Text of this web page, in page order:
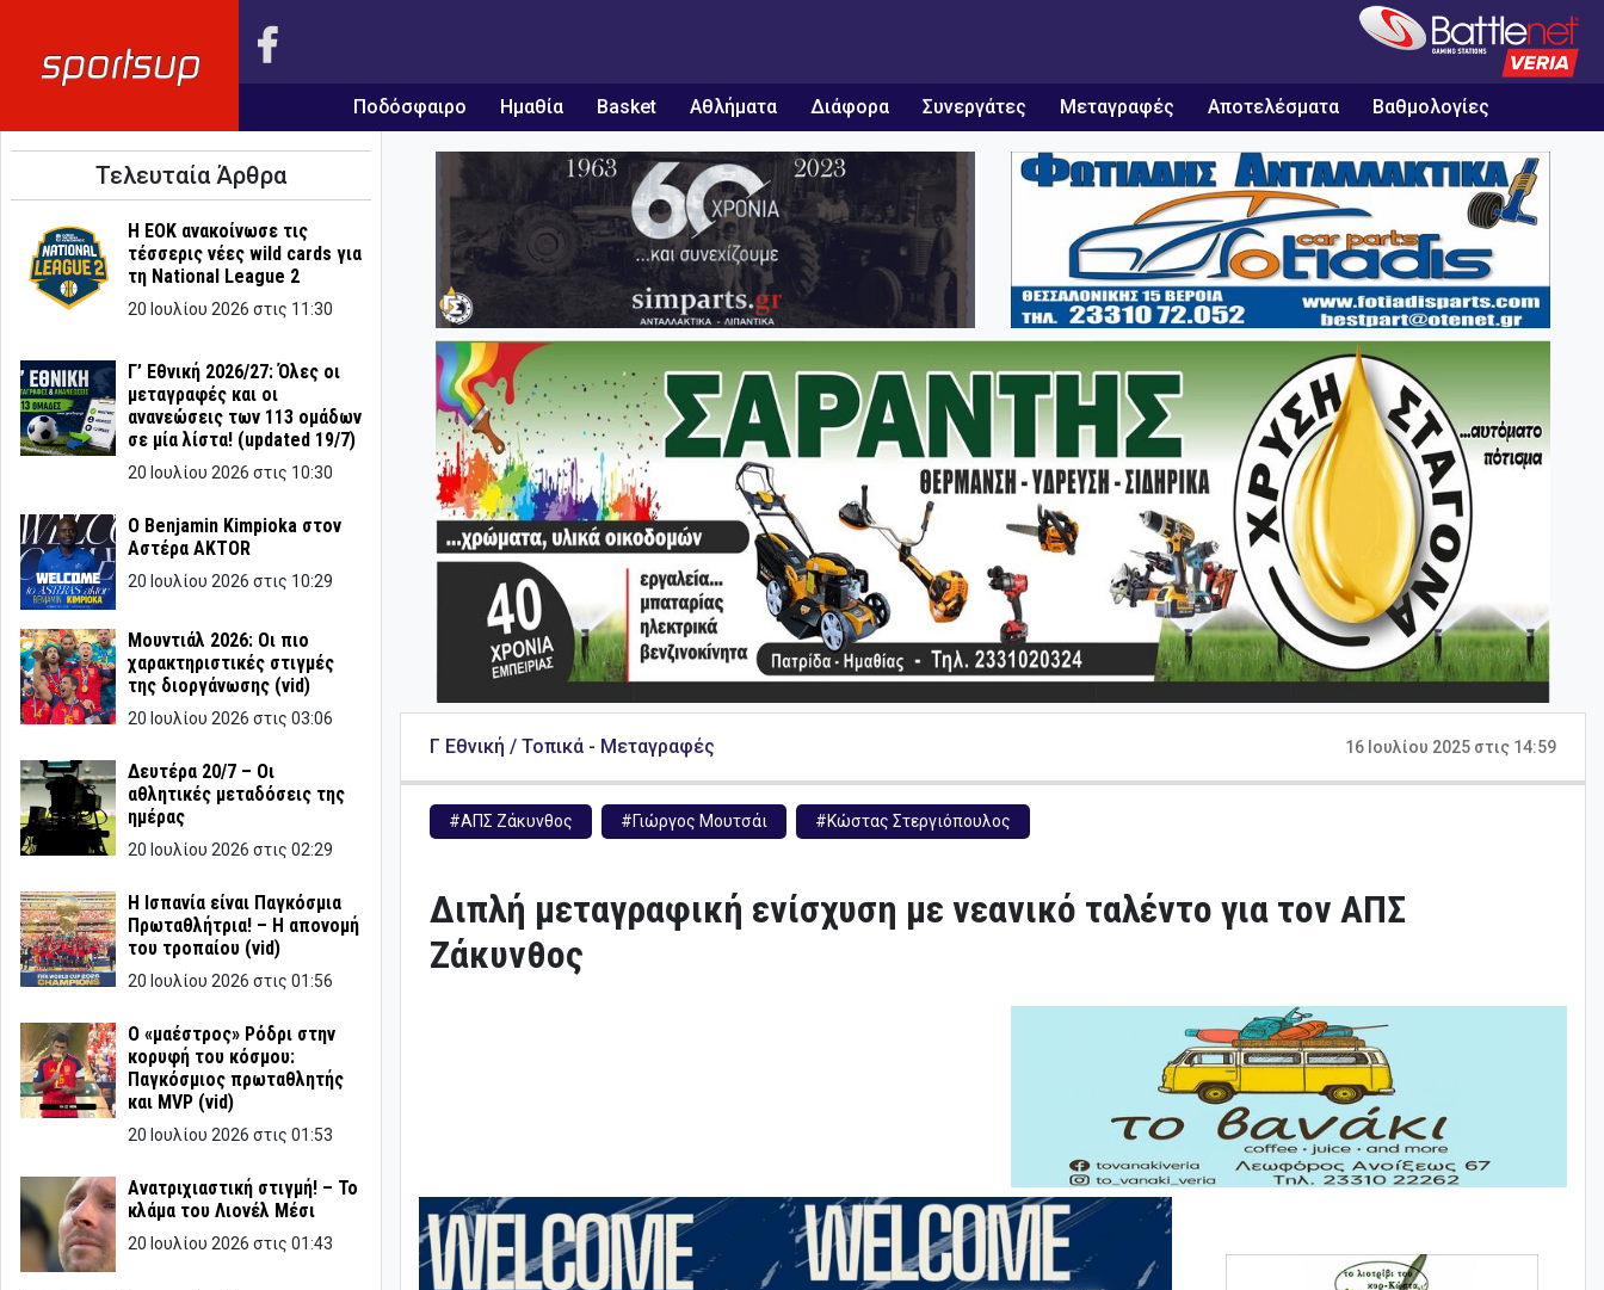
Ποδόσφαιρο Ημαθία Basket Αθλήματα Διάφορα Συνεργάτες Μεταγραφές Αποτελέσματα Βαθμολογίες
Τελευταία Άρθρα
Η ΕΟΚ ανακοίνωσε τις
τέσσερις νέες wild cards για
τη National League 2
20 Ιουλίου 2026 στις 11:30
Γ’ Εθνική 2026/27: Όλες οι
μεταγραφές και οι
ανανεώσεις των 113 ομάδων
σε μία λίστα! (updated 19/7)
20 Ιουλίου 2026 στις 10:30
Ο Benjamin Kimpioka στον
Αστέρα AKTOR
20 Ιουλίου 2026 στις 10:29
Μουντιάλ 2026: Οι πιο
χαρακτηριστικές στιγμές
της διοργάνωσης (vid)
20 Ιουλίου 2026 στις 03:06
Δευτέρα 20/7 – Οι
αθλητικές μεταδόσεις της
ημέρας
20 Ιουλίου 2026 στις 02:29
Η Ισπανία είναι Παγκόσμια
Πρωταθλήτρια! – Η απονομή
του τροπαίου (vid)
20 Ιουλίου 2026 στις 01:56
Ο «μαέστρος» Ρόδρι στην
κορυφή του κόσμου:
Παγκόσμιος πρωταθλητής
και MVP (vid)
20 Ιουλίου 2026 στις 01:53
Ανατριχιαστική στιγμή! – Το
κλάμα του Λιονέλ Μέσι
20 Ιουλίου 2026 στις 01:43
Γ Εθνική / Τοπικά - Μεταγραφές 16 Ιουλίου 2025 στις 14:59
#ΑΠΣ Ζάκυνθος #Γιώργος Μουτσάι #Κώστας Στεργιόπουλος
Διπλή μεταγραφική ενίσχυση με νεανικό ταλέντο για τον ΑΠΣ
Ζάκυνθος